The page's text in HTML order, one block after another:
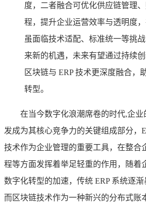
度，二者融合可优化供应链管理
程，提升企业运营效率与透明度，
虽面临技术适配、标准统一等挑
来新的机遇，未来有望通过持续
区块链与 ERP 技术更深度融合，
转型。
在当今数字化浪潮席卷的时代,企
发成为其核心竞争力的关键组成部分，
技术作为企业管理的重要工具，在整合
程等方面发挥着举足轻重的作用，随着
数字化转型的加速，传统 ERP 系统逐渐
而区块链技术作为一种新兴的分布式账